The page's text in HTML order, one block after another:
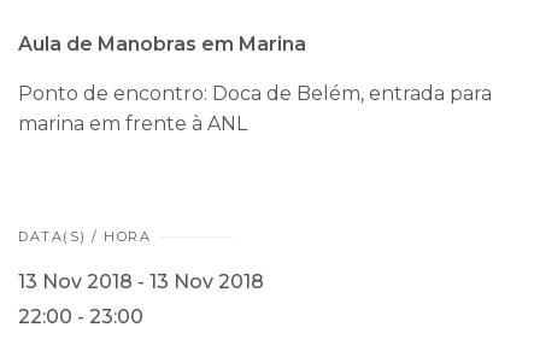
Aula de Manobras em Marina
Ponto de encontro: Doca de Belém, entrada para
marina em frente à ANL
DATA(S) / HORA
13 Nov 2018 - 13 Nov 2018
22:00 - 23:00